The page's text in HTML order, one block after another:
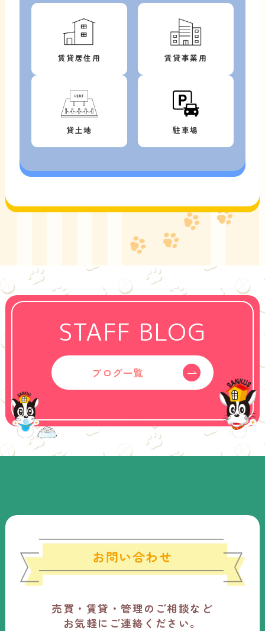
賃貸居住用 賃貸事業用
貸土地 駐車場
STAFF BLOG
ブログ一覧
お問い合わせ
売買・賃貸・管理のご相談など
お気軽にご連絡ください。